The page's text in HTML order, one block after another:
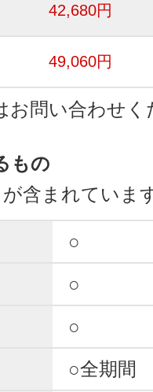
42,680円
49,060円
お問い合わせく
もの
含まれていま
○
○
○
○全期間